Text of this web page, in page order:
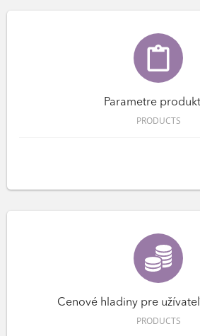
Parametre
PRODUCTS
Cenové hladiny pre
PRODUCTS